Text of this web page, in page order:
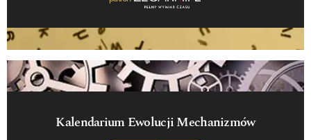
Kalendarium Ewolucji Mechanizmów